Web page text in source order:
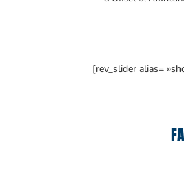
[rev_slider alias=